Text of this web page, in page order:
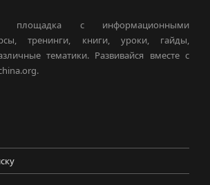
площадка с информационными
тренинги, книги, уроки, гайды,
тематики. Развивайся вместе с